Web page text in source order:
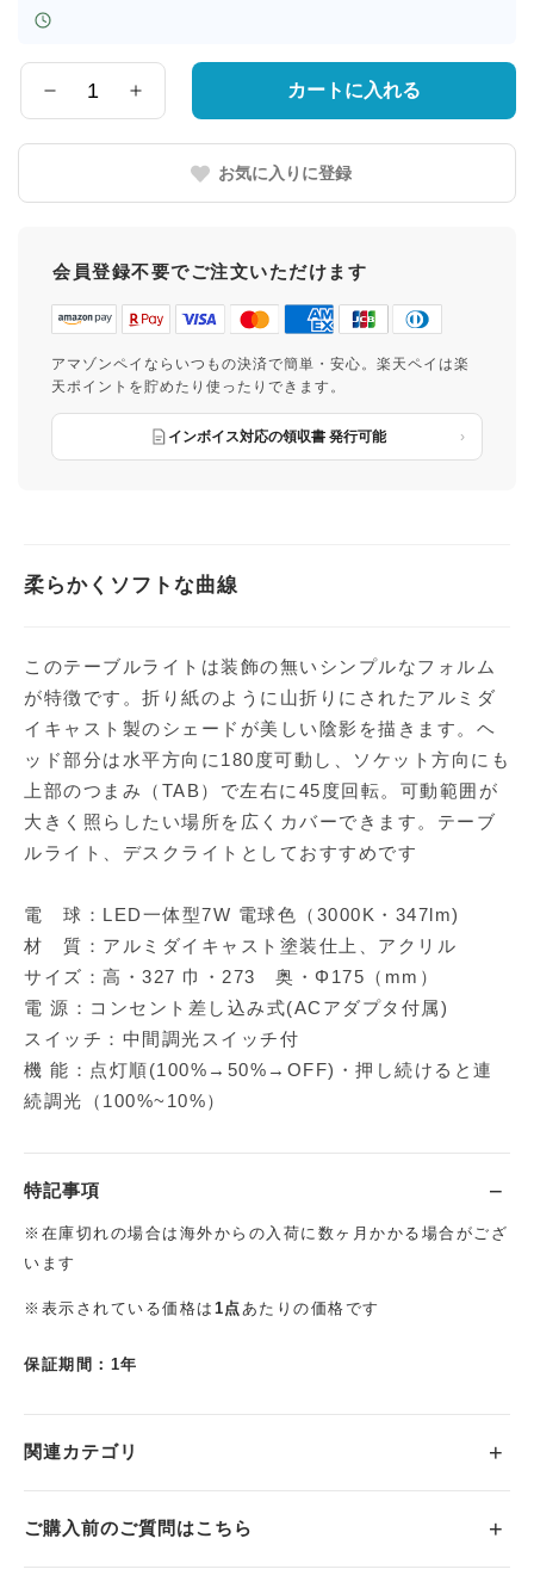
量
カートに入れる
お気に入りに登録
会員登録不要でご注文いただけます
アマゾンペイならいつもの決済で簡単・安心。楽天ペイは楽
天ポイントを貯めたり使ったりできます。
インボイス対応の領収書 発行可能
柔らかくソフトな曲線
このテーブルライトは装飾の無いシンプルなフォルム
が特徴です。折り紙のように山折りにされたアルミダ
イキャスト製のシェードが美しい陰影を描きます。ヘ
ッド部分は水平方向に180度可動し、ソケット方向にも
上部のつまみ（TAB）で左右に45度回転。可動範囲が
大きく照らしたい場所を広くカバーできます。テーブ
ルライト、デスクライトとしておすすめです
電 球：LED一体型7W 電球色（3000K・347lm)
材 質：アルミダイキャスト塗装仕上、アクリル
サイズ：高・327 巾・273 奥・Φ175（mm）
電 源：コンセント差し込み式(ACアダプタ付属)
スイッチ：中間調光スイッチ付
機 能：点灯順(100%→50%→OFF)・押し続けると連
続調光（100%~10%）
特記事項
※在庫切れの場合は海外からの入荷に数ヶ月かかる場合がござ
います
※表示されている価格は 1点あたりの価格です
保証期間：1年
関連カテゴリ
ご購入前のご質問はこちら